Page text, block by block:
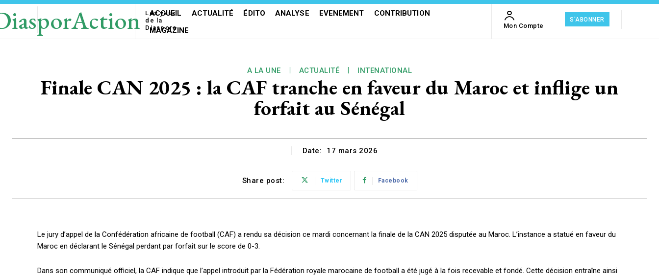
Les yeux
de la
Diaspora
ACCUEIL ACTUALITÉ ÉDITO ANALYSE EVENEMENT
CONTRIBUTION
MAGAZINE
Mon Compte
S'ABONNER
A LA UNE ACTUALITÉ INTENATIONAL
Finale CAN 2025 : la CAF tranche en faveur du Maroc et inflige un
forfait au Sénégal
Date: 17 mars 2026
Share post: Twitter Facebook
Le jury d’appel de la Confédération africaine de football (CAF) a rendu sa décision ce mardi concernant la finale de la CAN 2025 disputée au Maroc. L’instance a statué en faveur du
Maroc en déclarant le Sénégal perdant par forfait sur le score de 0-3.
Dans son communiqué officiel, la CAF indique que l’appel introduit par la Fédération royale marocaine de football a été jugé à la fois recevable et fondé. Cette décision entraîne ainsi